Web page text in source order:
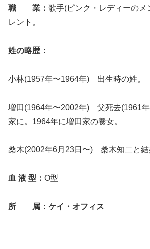
職 業： 歌手(ピンク・レディーのメ
レント。
姓の略歴：
小林(1957年〜1964年) 出生時の姓。
増田(1964年〜2002年) 父死去(1961年
家に。1964年に増田家の養女。
桑木(2002年6月23日〜) 桑木知二と
血 液 型： O型
所 属：ケイ・オフィス